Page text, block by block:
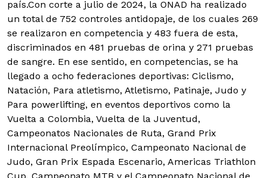
país.Con corte a julio de 2024, la ONAD ha realizado
un total de 752 controles antidopaje, de los cuales 269
se realizaron en competencia y 483 fuera de esta,
discriminados en 481 pruebas de orina y 271 pruebas
de sangre. En ese sentido, en competencias, se ha
llegado a ocho federaciones deportivas: Ciclismo,
Natación, Para atletismo, Atletismo, Patinaje, Judo y
Para powerlifting, en eventos deportivos como la
Vuelta a Colombia, Vuelta de la Juventud,
Campeonatos Nacionales de Ruta, Grand Prix
Internacional Preolímpico, Campeonato Nacional de
Judo, Gran Prix Espada Escenario, Americas Triathlon